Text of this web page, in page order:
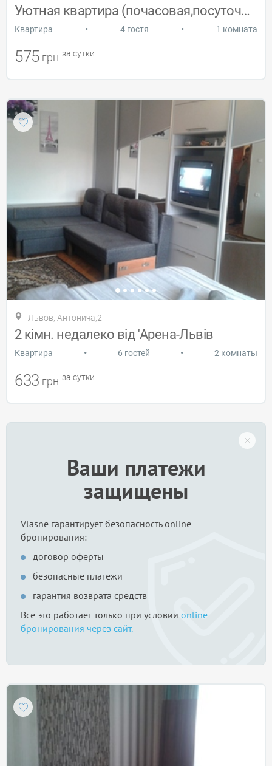
Уютная квартира (почасовая,посуточная)
Квартира • 4 гостя • 1 комната
575 грн за сутки
Львов, Антонича,2
2 кімн. недалеко від 'Арена-Львів
Квартира • 6 гостей • 2 комнаты
633 грн за сутки
Ваши платежи
защищены
Vlasne гарантирует безопасность online
бронирования:
договор оферты
безопасные платежи
гарантия возврата средств
Всё это работает только при условии online
бронирования через сайт.